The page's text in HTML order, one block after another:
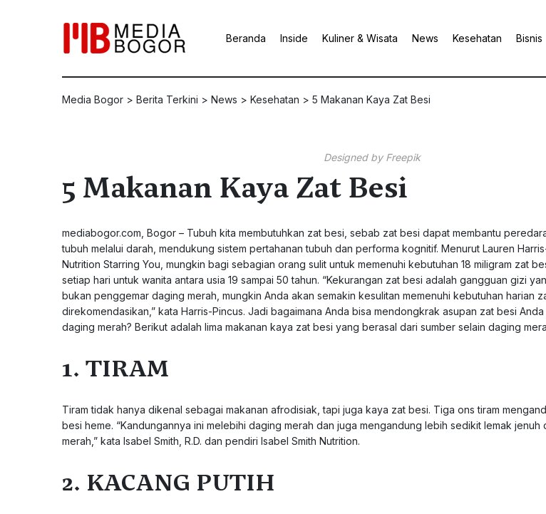
Beranda Inside Kuliner & Wisata News Kesehatan Bisnis
Media Bogor > Berita Terkini > News > Kesehatan > 5 Makanan Kaya Zat Besi
Designed by Freepik
5 Makanan Kaya Zat Besi
mediabogor.com , Bogor – Tubuh kita membutuhkan zat besi, sebab zat besi dapat membantu
tubuh melalui darah, mendukung sistem pertahanan tubuh dan performa kognitif. Menurut Lauren
Nutrition Starring You, mungkin bagi sebagian orang sulit untuk memenuhi kebutuhan 18 miligram zat
setiap hari untuk wanita antara usia 19 sampai 50 tahun. “Kekurangan zat besi adalah gangguan gizi
bukan penggemar daging merah, mungkin Anda akan semakin kesulitan memenuhi kebutuhan harian
direkomendasikan,” kata Harris-Pincus. Jadi bagaimana Anda bisa mendongkrak asupan zat besi
daging merah? Berikut adalah lima makanan kaya zat besi yang berasal dari sumber selain daging
1. TIRAM
Tiram tidak hanya dikenal sebagai makanan afrodisiak, tapi juga kaya zat besi. Tiga ons tiram
besi heme. “Kandungannya ini melebihi daging merah dan juga mengandung lebih sedikit lemak
merah,” kata Isabel Smith, R.D. dan pendiri Isabel Smith Nutrition.
2. KACANG PUTIH